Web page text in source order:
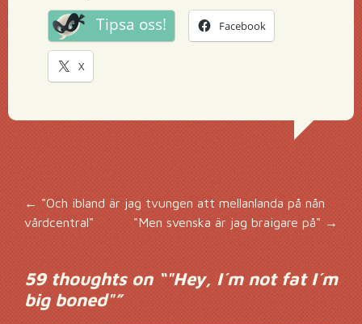
Tipsa oss! Facebook
X
Inläggsnavigering
←"Och ibland är jag tvungen att mellanlanda på nån
vårdcentral"
"Men svenska är jag braigare på" →
59 thoughts on “"Hey, I´m not fat I´m
big boned"”